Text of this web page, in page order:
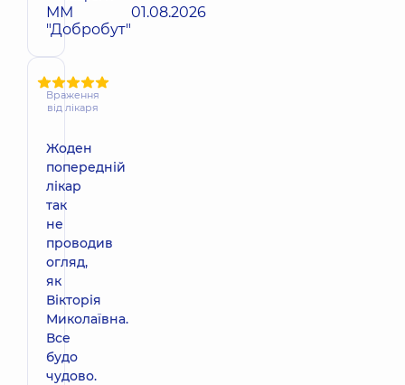
ММ
"Добробут"
01.08.2026
Враження
від лікаря
Жоден
попередній
лікар
так
не
проводив
огляд,
як
Вікторія
Миколаївна.
Все
будо
чудово.